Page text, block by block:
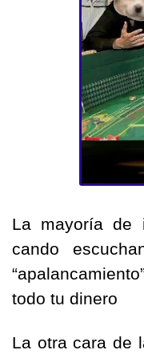
La mayoría de
cando
todo tu dinero
La otra cara de